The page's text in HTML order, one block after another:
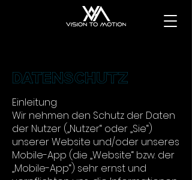
DATENSCHUTZ
Einleitung
Wir nehmen den Schutz der Daten
der Nutzer („Nutzer“ oder „Sie“)
unserer Website und/oder unseres
Mobile-App (die „Website“ bzw. der
„Mobile-App“) sehr ernst und